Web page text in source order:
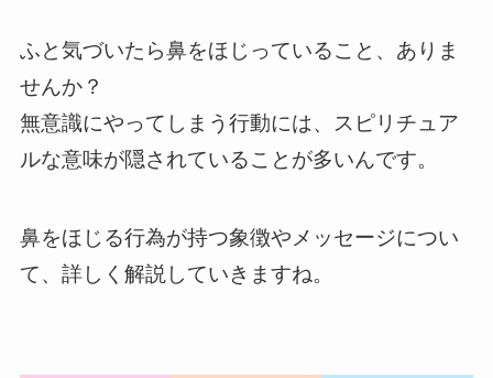
ふと気づいたら鼻をほじっていること、ありま
せんか？
無意識にやってしまう行動には、スピリチュア
ルな意味が隠されていることが多いんです。
鼻をほじる行為が持つ象徴やメッセージについ
て、詳しく解説していきますね。